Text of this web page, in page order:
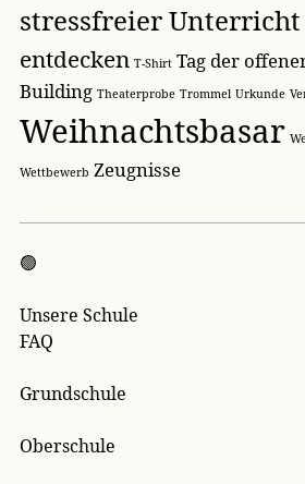
stressfreier Unterricht
entdecken T-Shirt Tag der
Building Theaterprobe Trommel Urkunde
Weihnachtsbasar
Wettbewerb Zeugnisse
🟢
Unsere Schule
FAQ
Grundschule
Oberschule